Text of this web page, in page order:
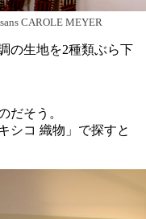
CAROLE MEYER
の生地を2種類ぶら下
だそう。
シコ 織物」で探すと